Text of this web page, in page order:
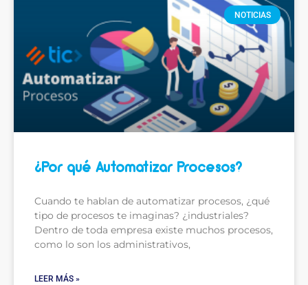
NOTICIAS
¿Por qué Automatizar Procesos?
Cuando te hablan de automatizar procesos, ¿qué
tipo de procesos te imaginas? ¿industriales?
Dentro de toda empresa existe muchos procesos,
como lo son los administrativos,
LEER MÁS »